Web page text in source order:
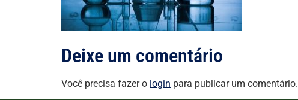
Deixe um comentário
Você precisa fazer o login para publicar um comentário.